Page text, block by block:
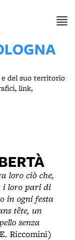
del suo territorio
link,
loro ciò che,
i loro pari di
in ogni festa
tête, un
senza
Riccomini)